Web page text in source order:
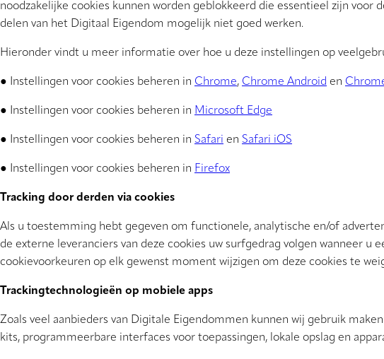
noodzakelijke cookies kunnen worden geblokkeerd die essentieel zijn voor
delen van het Digitaal Eigendom mogelijk niet goed werken.
Hieronder vindt u meer informatie over hoe u deze instellingen op
● Instellingen voor cookies beheren in Chrome, Chrome Android en
● Instellingen voor cookies beheren in Microsoft Edge
● Instellingen voor cookies beheren in Safari en Safari iOS
● Instellingen voor cookies beheren in Firefox
Tracking door derden via cookies
Als u toestemming hebt gegeven om functionele, analytische en/of
de externe leveranciers van deze cookies uw surfgedrag volgen wanneer u
cookievoorkeuren op elk gewenst moment wijzigen om deze cookies te
Trackingtechnologieën op mobiele apps
Zoals veel aanbieders van Digitale Eigendommen kunnen wij gebruik
kits, programmeerbare interfaces voor toepassingen, lokale opslag en